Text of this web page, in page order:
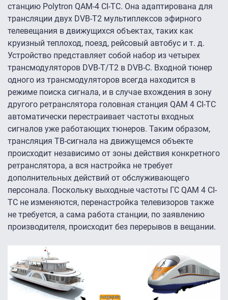
станцию Polytron QAM-4 CI-TC. Она адаптирована для
трансляции двух DVB-T2 мультиплексов эфирного
телевещания в движущихся объектах, таких как
круизный теплоход, поезд, рейсовый автобус и т. д.
Устройство представляет собой набор из четырех
трансмодуляторов DVB-T/T2 в DVB-C. Входной тюнер
одного из трансмодуляторов всегда находится в
режиме поиска сигнала, и в случае вхождения в зону
другого ретранслятора головная станция QAM 4 CI-TC
автоматически перестраивает частоты входных
сигналов уже работающих тюнеров. Таким образом,
трансляция ТВ-сигнала на движущемся объекте
происходит независимо от зоны действия конкретного
ретранслятора, а вся настройка не требует
дополнительных действий от обслуживающего
персонала. Поскольку выходные частоты ГС QAM 4 CI-
TC не изменяются, перенастройка телевизоров также
не требуется, а сама работа станции, по заявлению
производителя, происходит без перерывов в вещании.